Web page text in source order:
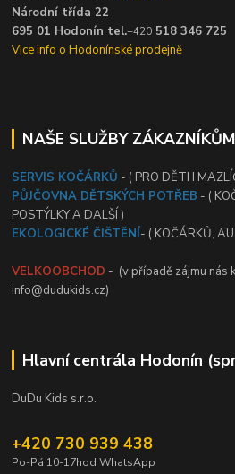
Národní třída 22
695 01 Hodonín tel.+420 518 346 725
Vice info o Hodonínské prodejně
NAŠE SLUŽBY
SERVIS KOČÁRKŮ - ( PRO DĚTI I
PŮJČOVNA DĚTSKÝCH POTŘEB - (
POSTÝLKY A DALŠÍ )
EKOLOGICKÉ ČIŠTĚNÍ- ( KOČÁRKŮ,
VELKOOBCHOD - (v případě zájmu nás
info@dudukids.cz)
Hlavní centrála Hodonín
DuDu Kids s.r.o.
+420 730 939 438
Po-Pá 10-17hod WhatsApp